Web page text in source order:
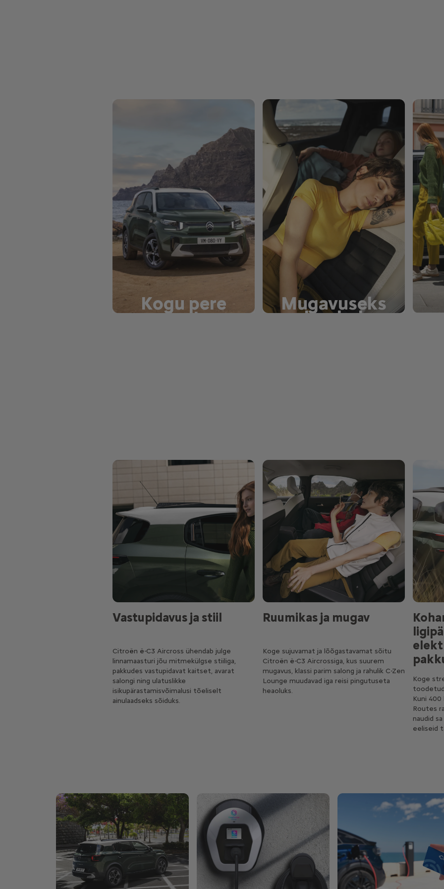
Kogu pere
maastur
Mugavuseks
loodud
Vastupidavus ja stiil
Citroën ë-C3 Aircross ühendab julge
linnamaasturi jõu mitmekülgse stiiliga,
pakkudes vastupidavat kaitset, avarat
salongi ning ulatuslikke
isikupärastamisvõimalusi tõeliselt
ainulaadseks sõiduks.
Ruumikas ja mugav
Koge sujuvamat ja lõõgastavamat sõitu
Citroën ë-C3 Aircrossiga, kus suurem
mugavus, klassi parim salong ja rahulik C-Zen
Lounge muudavad iga reisi pingutuseta
heaoluks.
Koge
Kuni 400
Routes
naudid
eeliseid